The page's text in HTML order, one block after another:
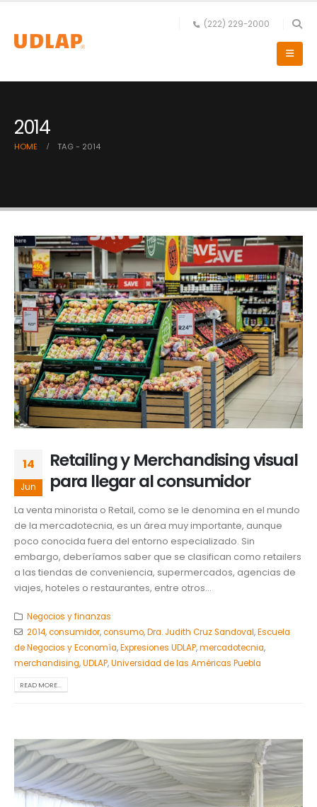
(222) 229-2000
2014
HOME TAG - 2014
14
Jun
Retailing y Merchandising visual
para llegar al consumidor
La venta minorista o Retail, como se le denomina en el mundo
de la mercadotecnia, es un área muy importante, aunque
poco conocida fuera del entorno especializado. Sin
embargo, deberíamos saber que se clasifican como retailers
a las tiendas de conveniencia, supermercados, agencias de
viajes, hoteles o restaurantes, entre otros...
Negocios y finanzas
2014,consumidor,consumo,Dra. Judith Cruz Sandoval,Escuela
de Negocios y Economía,Expresiones UDLAP,mercadotecnia,
merchandising,UDLAP,Universidad de las Américas Puebla
READ MORE...